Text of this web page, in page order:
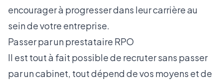
encourager à progresser dans leur carrière au
sein de votre entreprise.
Passer par un prestataire RPO
Il est tout à fait possible de recruter sans passer
par un cabinet, tout dépend de vos moyens et de